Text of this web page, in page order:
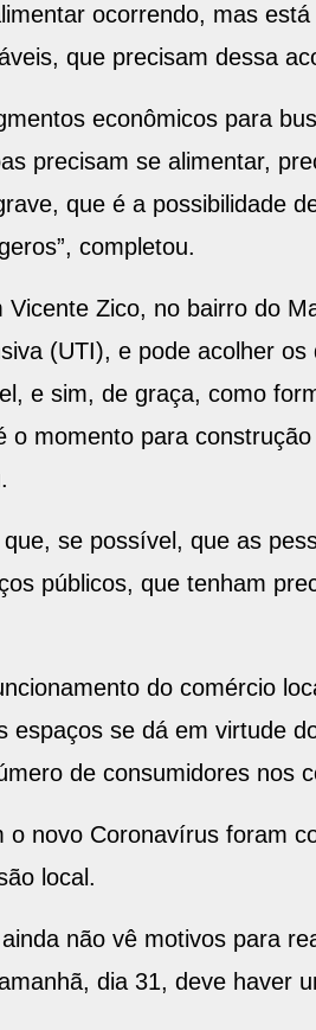
ocorrendo, mas
que precisam dessa
econômicos para
precisam se alimentar,
que é a possibilidade
completou.
Zico, no bairro do
(UTI), e pode acolher os
e sim, de graça, como
momento para
se possível, que as
públicos, que tenham
do comércio
espaços se dá em virtude
de consumidores nos
novo Coronavírus foram
local.
não vê motivos para
dia 31, deve haver